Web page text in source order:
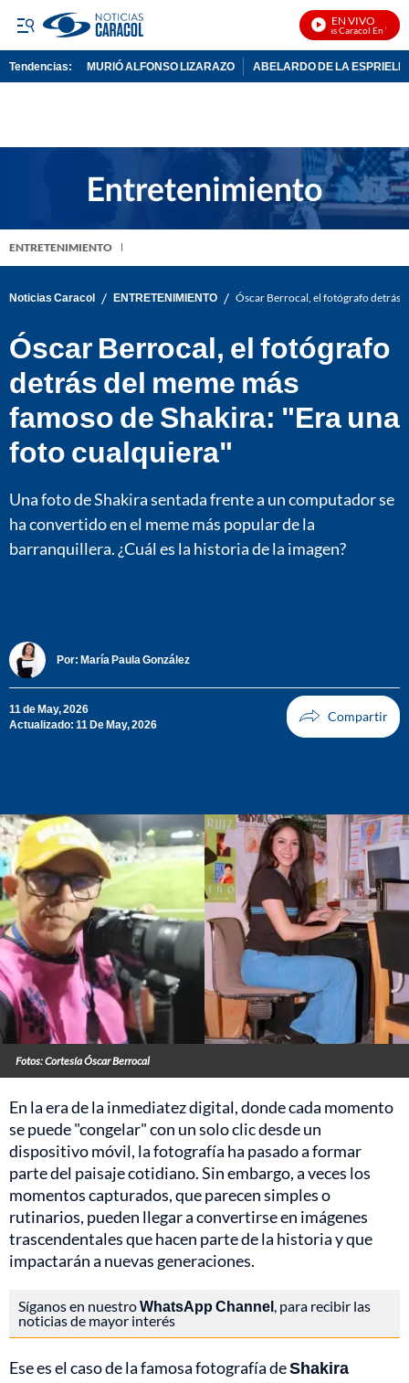
EN VIVO
Noticias Caracol En Vivo
Tendencias: MURIÓ ALFONSO LIZARAZO ABELARDO DE LA
ENTRETENIMIENTO
Noticias Caracol / ENTRETENIMIENTO / Óscar Berrocal, el fotógrafo detrás
Óscar Berrocal, el fotógrafo
detrás del meme más
famoso de Shakira: "Era una
foto cualquiera"
Una foto de Shakira sentada frente a un computador se
ha convertido en el meme más popular de la
barranquillera. ¿Cuál es la historia de la imagen?
Por: María Paula González
11 de May, 2026
Actualizado: 11 De May, 2026
Fotos: Cortesía Óscar Berrocal
En la era de la inmediatez digital, donde cada momento
se puede "congelar" con un solo clic desde un
dispositivo móvil, la fotografía ha pasado a formar
parte del paisaje cotidiano. Sin embargo, a veces los
momentos capturados, que parecen simples o
rutinarios, pueden llegar a convertirse en imágenes
trascendentales que hacen parte de la historia y que
impactarán a nuevas generaciones.
Síganos en nuestroWhatsApp Channel, para recibir las
noticias de mayor interés
Ese es el caso de la famosa fotografía deShakira